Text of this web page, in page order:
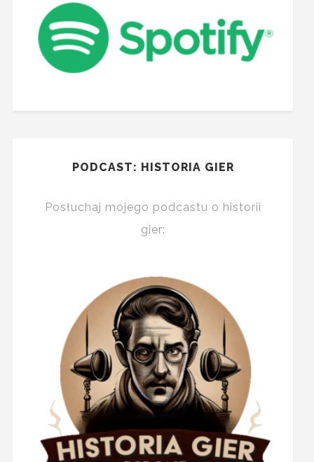
PODCAST: HISTORIA GIER
Posłuchaj mojego podcastu o historii
gier: